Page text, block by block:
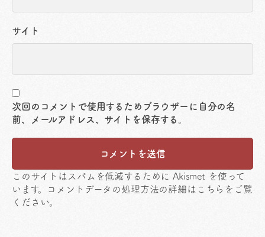
サイト
次回のコメントで使用するためブラウザーに自分の名
前、メールアドレス、サイトを保存する。
このサイトはスパムを低減するために Akismet を使って
います。
コメントデータの処理方法の詳細はこちらをご覧
ください。